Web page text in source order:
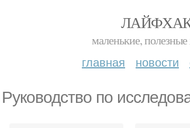
маленькие, полезные
главная новости
Руководство по